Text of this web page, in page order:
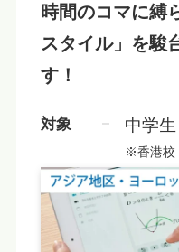
時間のコマに縛
スタイル」を駿
す！
対象 中学
※香港校